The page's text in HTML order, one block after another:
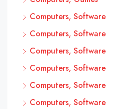
Computers, Software
Computers, Software
Computers, Software
Computers, Software
Computers, Software
Computers, Software